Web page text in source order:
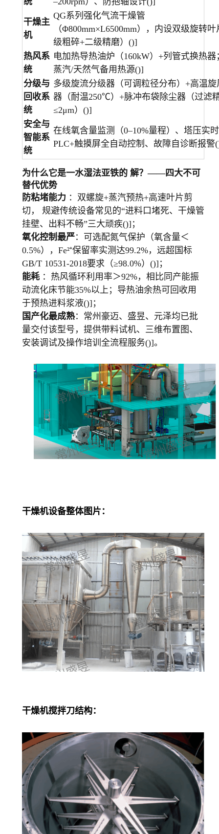
干燥主
机
QG系列强化气流干燥管
（Φ800mm×L6500mm），内设双级旋转
级粗碎+二级精磨）()]
热风系
统
电加热导热油炉（160kW）+列管式换热器
蒸汽/天然气备用热源()]
分级与
回收系
统
多级旋流分级器（可调粒径分布）+高温旋
器（耐温250℃）+脉冲布袋除尘器（过滤
≤2μm）()]
安全与
智能系
统
在线氧含量监测（0–10%量程）、塔压实
PLC+触摸屏全自动控制、故障自诊断报警
为什么它是一水湿法亚铁的 解？——四大不可
替代优势
防粘堵能力 ：双螺旋+蒸汽预热+高速叶片剪
切， 规避传统设备常见的“进料口堵死、干燥管
挂壁、出料不畅”三大顽疾()]；
氧化控制最严：可选配氮气保护（氧含量＜
0.5%），Fe²⁺保留率实测达99.2%，远超国标
GB/T 10531-2018要求（≥98.0%）()]；
能耗 ：热风循环利用率＞92%，相比同产能振
动流化床节能35%以上；导热油余热可回收用
于预热进料浆液()]；
国产化最成熟：常州豪迈、盛昱、元泽均已批
量交付该型号，提供带料试机、三维布置图、
安装调试及操作培训全流程服务()]。
干燥机设备整体图片：
干燥机搅拌刀结构：